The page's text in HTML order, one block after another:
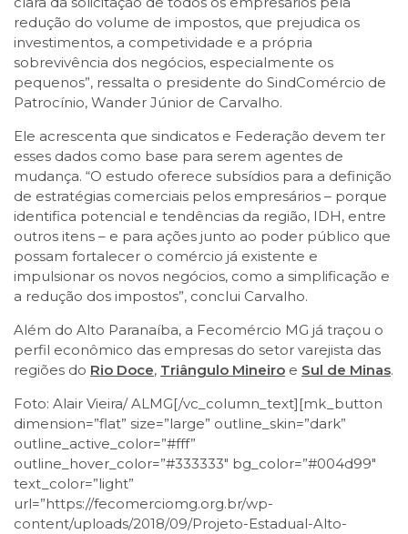
redução do volume de impostos, que prejudica os
investimentos, a competividade e a própria
sobrevivência dos negócios, especialmente os
pequenos”, ressalta o presidente do SindComércio de
Patrocínio, Wander Júnior de Carvalho.
Ele acrescenta que sindicatos e Federação devem ter
esses dados como base para serem agentes de
mudança. “O estudo oferece subsídios para a definição
de estratégias comerciais pelos empresários – porque
identifica potencial e tendências da região, IDH, entre
outros itens – e para ações junto ao poder público que
possam fortalecer o comércio já existente e
impulsionar os novos negócios, como a simplificação e
a redução dos impostos”, conclui Carvalho.
Além do Alto Paranaíba, a Fecomércio MG já traçou o
perfil econômico das empresas do setor varejista das
regiões do Rio Doce, Triângulo Mineiro e Sul de Minas.
Foto: Alair Vieira/ ALMG[/vc_column_text][mk_button
dimension=”flat” size=”large” outline_skin=”dark”
outline_active_color=”#fff”
outline_hover_color=”#333333″ bg_color=”#004d99″
text_color=”light”
url=”https://fecomerciomg.org.br/wp-
content/uploads/2018/09/Projeto-Estadual-Alto-